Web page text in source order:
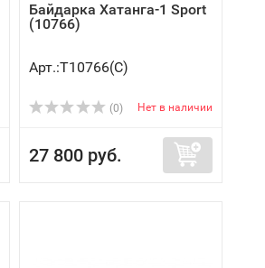
Байдарка Хатанга-1 Sport
(10766)
Арт.:Т10766(C)
(0) Нет в наличии
27 800 руб.